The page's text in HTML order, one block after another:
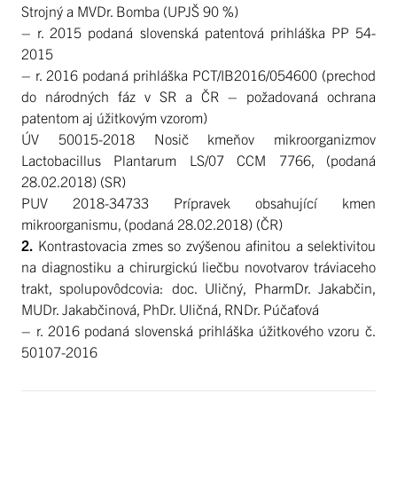
Strojný a MVDr. Bomba (UPJŠ 90 %)
– r. 2015 podaná slovenská patentová prihláška PP 54-
2015
– r. 2016 podaná prihláška PCT/IB2016/054600 (prechod
do národných fáz v SR a ČR – požadovaná ochrana
patentom aj úžitkovým vzorom)
ÚV 50015-2018 Nosič kmeňov mikroorganizmov
Lactobacillus Plantarum LS/07 CCM 7766, (podaná
28.02.2018) (SR)
PUV 2018-34733 Prípravek obsahující kmen
mikroorganismu, (podaná 28.02.2018) (ČR)
2. Kontrastovacia zmes so zvýšenou afinitou a selektivitou
na diagnostiku a chirurgickú liečbu novotvarov tráviaceho
trakt, spolupovôdcovia: doc. Uličný, PharmDr. Jakabčin,
MUDr. Jakabčinová, PhDr. Uličná, RNDr. Púčaťová
– r. 2016 podaná slovenská prihláška úžitkového vzoru č.
50107-2016